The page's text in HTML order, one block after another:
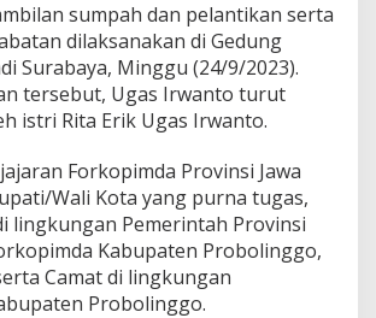
sumpah dan pelantikan serta
dilaksanakan di Gedung
Surabaya, Minggu (24/9/2023).
tersebut, Ugas Irwanto turut
istri Rita Erik Ugas Irwanto.
Forkopimda Provinsi Jawa
Wali Kota yang purna tugas,
lingkungan Pemerintah Provinsi
Kabupaten Probolinggo,
Camat di lingkungan
Probolinggo.